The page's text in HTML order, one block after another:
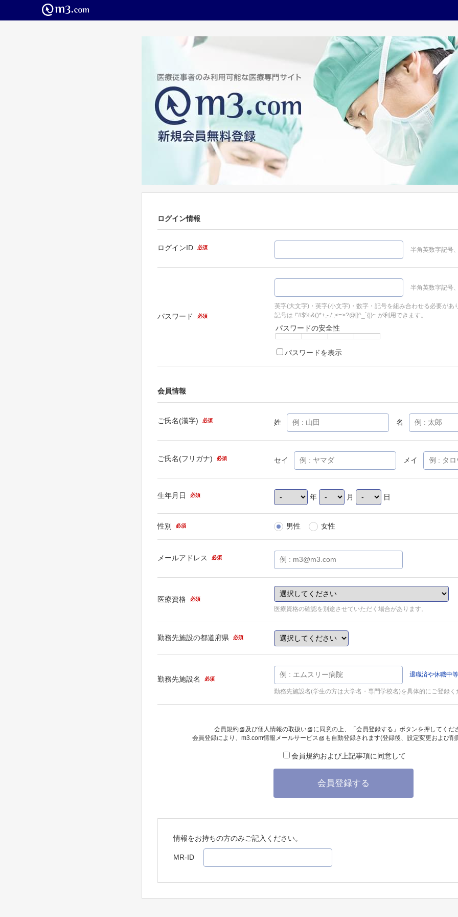
ログイン情報
ログインID 必須 半角英数字記号
パスワード 必須
半角英数字記号
英字(大文字)・英字(小文字)・数字・記号を組み合わせる必要があ
記号は !"#$%&()*+,-./:;<=>?@[]^_`{|}~ が利用できます。
パスワードの安全性
パスワードを表示
会員情報
ご氏名(漢字) 必須 姓 名
ご氏名(フリガナ) 必須 セイ メイ
生年月日 必須 年 月 日
性別 必須 男性 女性
メールアドレス 必須
医療資格 必須
医療資格の確認を別途させていただく場合があります。
勤務先施設の都道府県 必須
勤務先施設名 必須
退職済や休職中
勤務先施設名(学生の方は大学名・専門学校名)を具体的にご登録く
会員規約 及び個人情報の取扱い
に同意の上、「会員登録する」ボタンを押してくだ
会員登録により、 m3.com情報メールサービス も自動登録されます(登録後、設定変更および
会員規約および上記事項に同意して
会員登録する
情報をお持ちの方のみご記入ください。
MR-ID